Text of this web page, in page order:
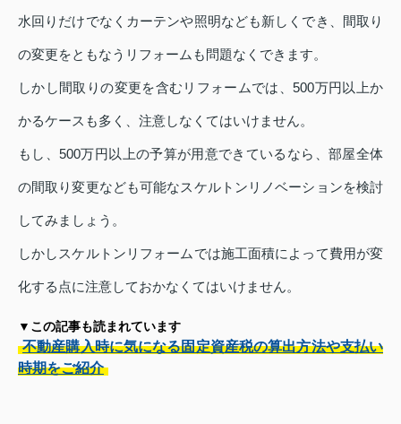
水回りだけでなくカーテンや照明なども新しくでき、間取り
の変更をともなうリフォームも問題なくできます。
しかし間取りの変更を含むリフォームでは、500万円以上か
かるケースも多く、注意しなくてはいけません。
もし、500万円以上の予算が用意できているなら、部屋全体
の間取り変更なども可能なスケルトンリノベーションを検討
してみましょう。
しかしスケルトンリフォームでは施工面積によって費用が変
化する点に注意しておかなくてはいけません。
▼この記事も読まれています
不動産購入時に気になる固定資産税の算出方法や支払い
時期をご紹介